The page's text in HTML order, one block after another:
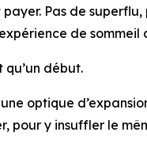
Pas de
de
qu’un début.
optique
pour y insuffler le